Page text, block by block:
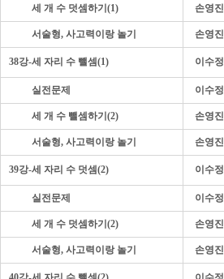
세 개 수 덧셈하기(1) 손영진
서술형, 사고력이랑 놀기 손영진
38강-세 자리 수 뺄셈(1) 이수정
실전문제 이수정
세 개 수 뺄셈하기(2) 손영진
서술형, 사고력이랑 놀기 손영진
39강-세 자리 수 덧셈(2) 이수정
실전문제 이수정
세 개 수 덧셈하기(2) 손영진
서술형, 사고력이랑 놀기 손영진